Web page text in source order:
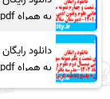
به همراه pdf
دانلود
به همراه pdf